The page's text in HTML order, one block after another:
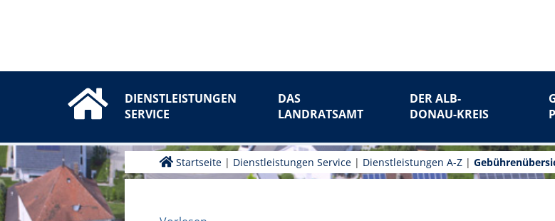
DIENSTLEISTUNGEN
SERVICE
DAS
LANDRATSAMT
DER ALB-
DONAU-KREIS
Startseite | Dienstleistungen Service | Dienstleistungen A-Z |